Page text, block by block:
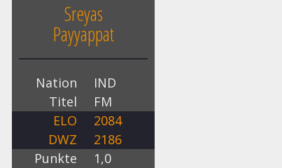
Sreyas
Payyappat
Nation
IND
Titel
FM
ELO
2084
DWZ
2186
Punkte
1,0